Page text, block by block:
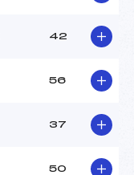
42
56
37
50